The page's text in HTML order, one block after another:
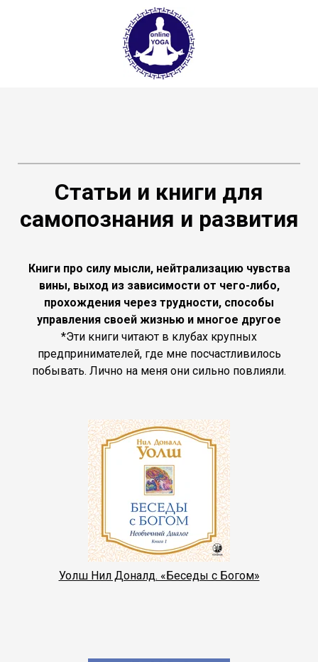
Статьи и книги для
самопознания и развития
Книги про силу мысли, нейтрализацию чувства
вины, выход из зависимости от чего-либо,
прохождения через трудности, способы
управления своей жизнью и многое другое
*Эти книги читают в клубах крупных
предпринимателей, где мне посчастливилось
побывать. Лично на меня они сильно повлияли.
Уолш Нил Доналд. «Беседы с Богом»